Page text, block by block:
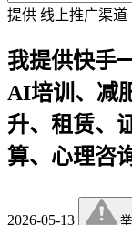
提供 线上推广渠道
我提供快手
AI培训、减
升、租赁、
算、心理咨
2026-05-13